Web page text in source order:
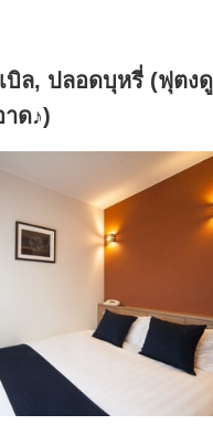
บิล, ปลอดบุหรี่ (ฟุตงดู
ด♪)